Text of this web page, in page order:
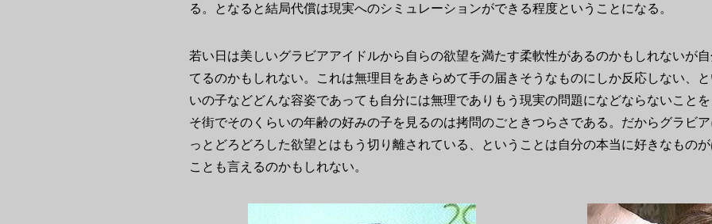
る。となると結局代償は現実へのシミュレーションができる程度ということになる。
若い日は美しいグラビアアイドルから自らの欲望を満たす柔軟性があるのかもしれないが
てるのかもしれない。これは無理目をあきらめて手の届きそうなものにしか反応しない、
いの子などどんな容姿であっても自分には無理でありもう現実の問題になどならないこと
そ街でそのくらいの年齢の好みの子を見るのは拷問のごときつらさである。だからグラビ
っとどろどろした欲望とはもう切り離されている、ということは自分の本当に好きなもの
ことも言えるのかもしれない。